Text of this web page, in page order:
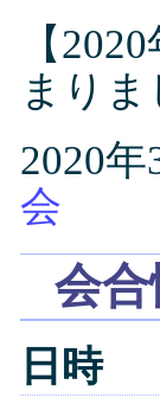
【
まり
2020年
会
会合
日時